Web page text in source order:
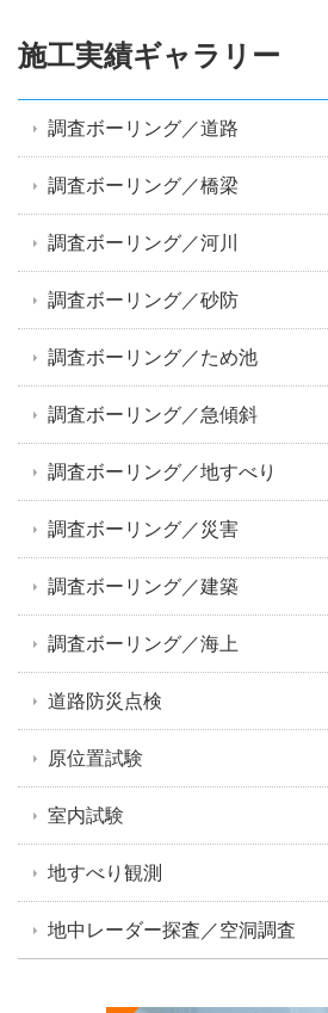
施工実績ギャラリー
調査ボーリング／道路
調査ボーリング／橋梁
調査ボーリング／河川
調査ボーリング／砂防
調査ボーリング／ため池
調査ボーリング／急傾斜
調査ボーリング／地すべり
調査ボーリング／災害
調査ボーリング／建築
調査ボーリング／海上
道路防災点検
原位置試験
室内試験
地すべり観測
地中レーダー探査／空洞調査